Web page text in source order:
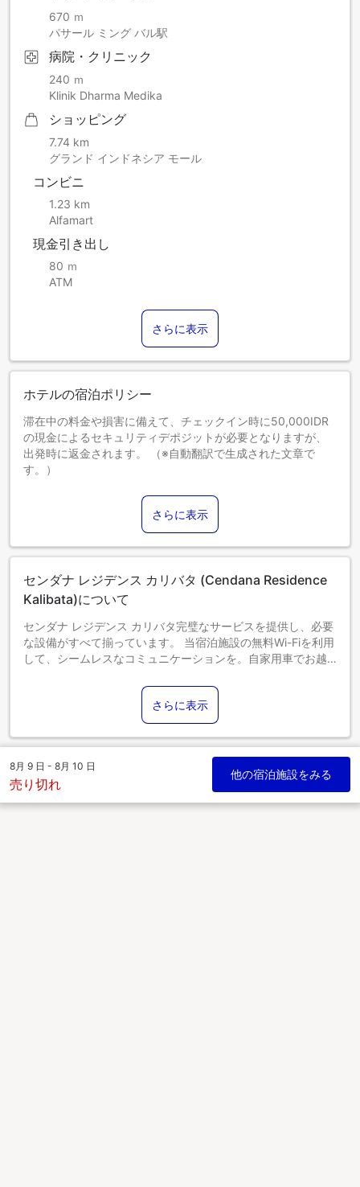
670 ｍ
パサール ミング バル駅
病院・クリニック
240 ｍ
Klinik Dharma Medika
ショッピング
7.74 km
グランド インドネシア モール
コンビニ
1.23 km
Alfamart
現金引き出し
80 ｍ
ATM
さらに表示
ホテルの宿泊ポリシー
滞在中の料金や損害に備えて、チェックイン時に50,000IDR
の現金によるセキュリティデポジットが必要となりますが、
出発時に返金されます。 （※自動翻訳で生成された文章で
す。）
添い寝の場合は宿泊無料です。＜ご注意＞ベビーベッドのご
利用には追加料金が発生する場合があります。また、利用可
否は空き状況によります。
3～10歳までのお子さま
11歳以上のゲストは大人とみなされます。
エキストラベッドの追加可否は、お部屋タイプにより異なり
さらに表示
センダナ レジデンス カリバタ (Cendana Residence
Kalibata)について
センダナ レジデンス カリバタ完璧なサービスを提供し、必要
な設備がすべて揃っています。 当宿泊施設の無料Wi-Fiを利用
して、シームレスなコミュニケーションを。自家用車でお越
場合でも、単に清潔な衣類が必要な場合でも、当宿泊施設が
提供するランドリーサービスを利用すれば、大切な旅行着を
キレイな状態に保てます。 客室での設備・サービスにはルー
ムサービスがあり、くつろいで滞在を満喫することができま
す。 当宿泊施設は完全禁煙です。喫煙を希望される方には、
指定された喫煙ゾーンがあります。 施設内のレストランで
は、おいしくて利用しやすい食事を選ぶことができるので、
旅が空腹から解放されます！センダナ レジデンス カリバタに
さらに表示
8月 9 日 - 8月 10 日
売り切れ
他の宿泊施設をみる